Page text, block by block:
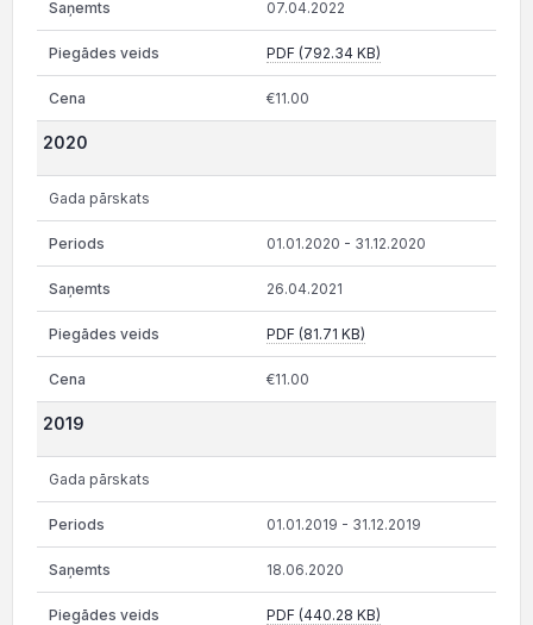
07.04.2022
PDF (792.34 KB)
€11.00
2020
Gada pārskats
01.01.2020 - 31.12.2020
26.04.2021
PDF (81.71 KB)
€11.00
2019
Gada pārskats
01.01.2019 - 31.12.2019
18.06.2020
PDF (440.28 KB)